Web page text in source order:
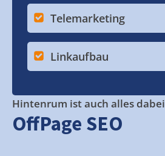
Telemarketing
Linkaufbau
Hintenrum ist auch alles dabei
OffPage SEO